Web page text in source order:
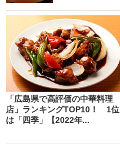
「広島県で高評価の中華料理
店」ランキングTOP10！ 1位
は「四季」【2022年...